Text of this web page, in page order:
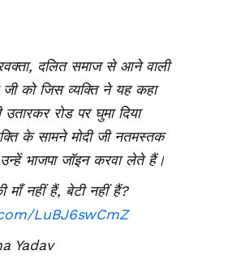
दलित समाज से आने वाली
जी को जिस व्यक्ति ने यह कहा
उतारकर रोड पर घुमा दिया
के सामने मोदी जी नतमस्तक
भाजपा जॉइन करवा लेते हैं।
माँ नहीं हैं, बेटी नहीं हैं?
LuBJ6swCmZ
Yadav